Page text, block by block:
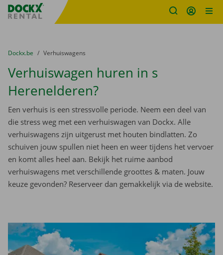
Fratello DEMO
U bevindt zich hier:
van
Dockx.be naar
Verhuiswagens
Verhuiswagen huren in s
Herenelderen?
Een verhuis is een stressvolle periode. Neem een deel van
die stress weg met een verhuiswagen van Dockx. Alle
verhuiswagens zijn uitgerust met houten bindlatten. Zo
schuiven jouw spullen niet heen en weer tijdens het vervoer
en komt alles heel aan. Bekijk het ruime aanbod
verhuiswagens met verschillende groottes & maten. Jouw
keuze gevonden? Reserveer dan gemakkelijk via de website.